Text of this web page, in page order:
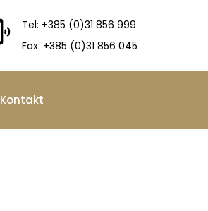
Tel: +385 (0)31 856 999
Fax: +385 (0)31 856 045
Kontakt